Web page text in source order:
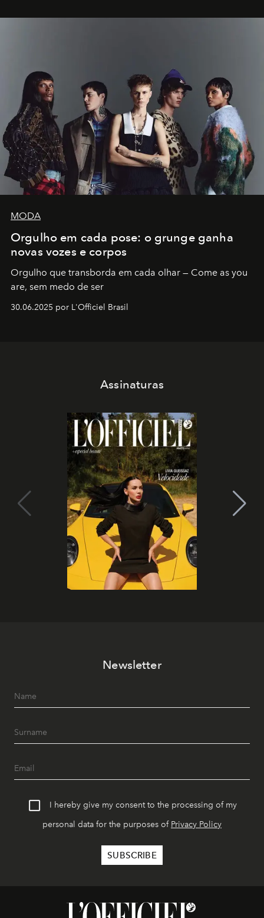
MODA
Orgulho em cada pose: o grunge ganha
novas vozes e corpos
Orgulho que transborda em cada olhar — Come as you
are, sem medo de ser
30.06.2025 por L'Officiel Brasil
Assinaturas
Newsletter
I hereby give my consent to the processing of my
personal data for the purposes of Privacy Policy